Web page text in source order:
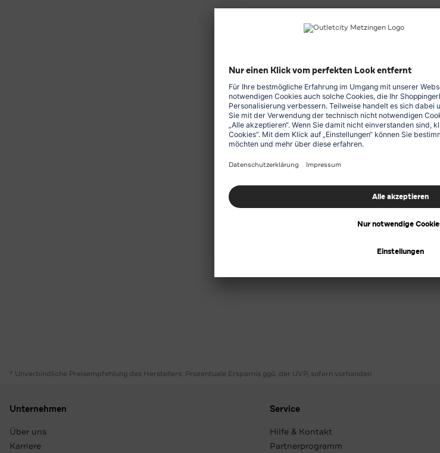
* Unverbindliche Preisempfehlung des Herstellers. Prozentuale Ersparnis ggü. der UVP, sofern vorhanden
Unternehmen
Über uns
Karriere
Service
Hilfe & Kontakt
Partnerprogramm